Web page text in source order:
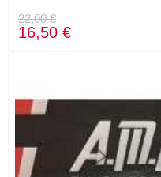
22,00 €
16,50 €